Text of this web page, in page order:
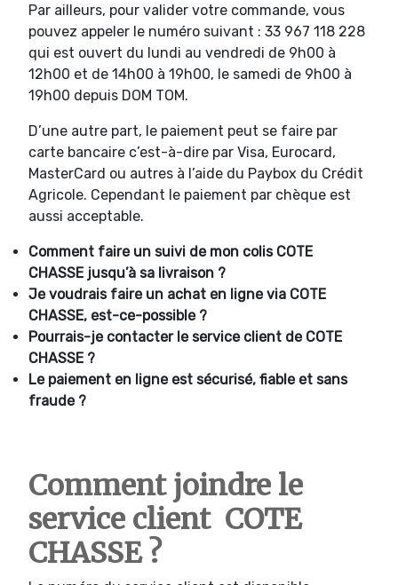
Par ailleurs, pour valider votre commande, vous
pouvez appeler le numéro suivant : 33 967 118 228
qui est ouvert du lundi au vendredi de 9h00 à
12h00 et de 14h00 à 19h00, le samedi de 9h00 à
19h00 depuis DOM TOM.
D’une autre part, le paiement peut se faire par
carte bancaire c’est-à-dire par Visa, Eurocard,
MasterCard ou autres à l’aide du Paybox du Crédit
Agricole. Cependant le paiement par chèque est
aussi acceptable.
Comment faire un suivi de mon colis COTE
CHASSE jusqu’à sa livraison ?
Je voudrais faire un achat en ligne via COTE
CHASSE, est-ce-possible ?
Pourrais-je contacter le service client de COTE
CHASSE ?
Le paiement en ligne est sécurisé, fiable et sans
fraude ?
Comment joindre le
service client COTE
CHASSE ?